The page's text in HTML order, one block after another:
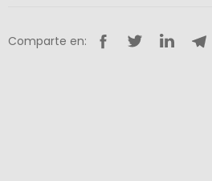
Comparte en: